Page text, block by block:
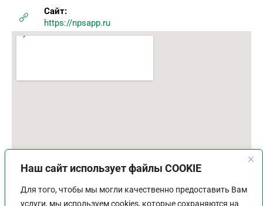
Наш сайт использует файлы COOKIE
Для того, чтобы мы могли качественно предоставить Вам
услуги, мы используем cookies, которые сохраняются на
Сайт:
https://npsapp.ru